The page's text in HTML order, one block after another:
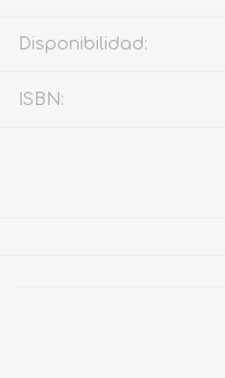
Disponibilidad:
ISBN: